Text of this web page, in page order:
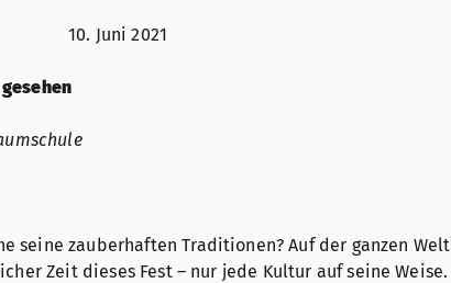
10. Juni 2021
seine zauberhaften Traditionen? Auf der ganzen Welt
Zeit dieses Fest – nur jede Kultur auf seine Weise.